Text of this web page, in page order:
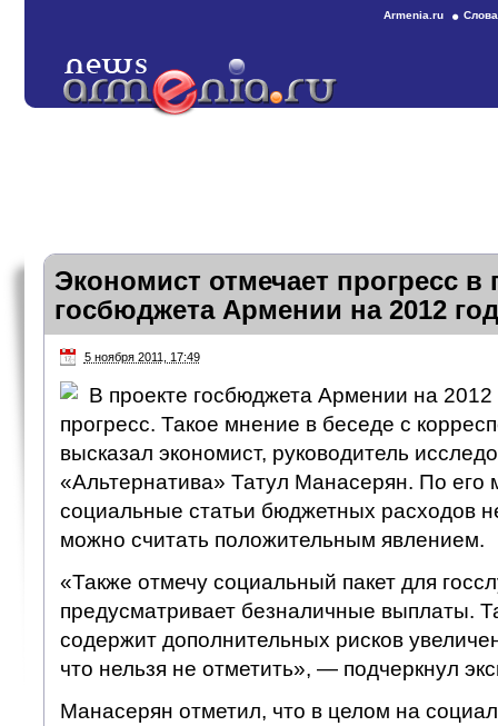
Armenia.ru
Экономист отмечает прогресс в
госбюджета Армении на 2012 год
5 ноября 2011, 17:49
В проекте госбюджета Армении на 2012
прогресс. Такое мнение в беседе с
высказал экономист, руководитель
«Альтернатива» Татул Манасерян. По его
социальные статьи бюджетных расходов
можно считать положительным явлением.
«Также отмечу социальный пакет для
предусматривает безналичные выплаты.
содержит дополнительных рисков
что нельзя не отметить», — подчеркнул
Манасерян отметил, что в целом на